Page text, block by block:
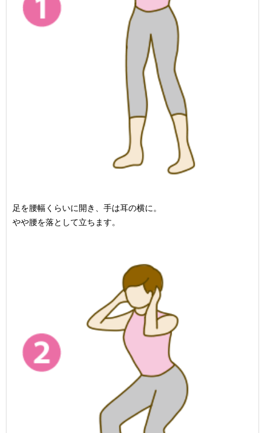
足を腰幅くらいに開き、手は耳の横に。
やや腰を落として立ちます。